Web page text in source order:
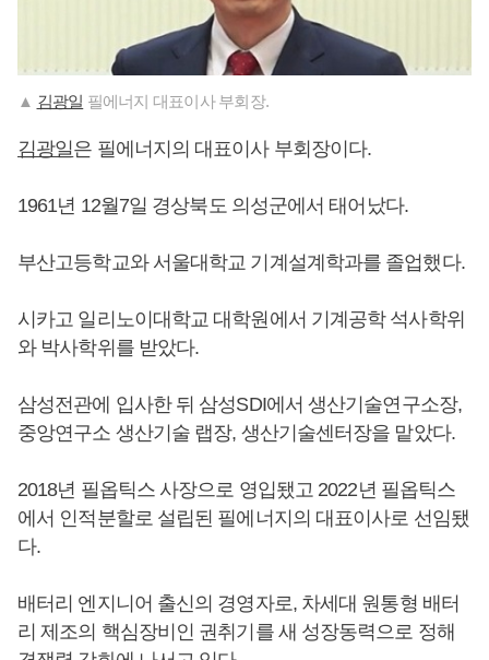
▲ 김광일 필에너지 대표이사 부회장.
김광일은 필에너지의 대표이사 부회장이다.
1961년 12월7일 경상북도 의성군에서 태어났다.
부산고등학교와 서울대학교 기계설계학과를 졸업했다.
시카고 일리노이대학교 대학원에서 기계공학 석사학위
와 박사학위를 받았다.
삼성전관에 입사한 뒤 삼성SDI에서 생산기술연구소장,
중앙연구소 생산기술 랩장, 생산기술센터장을 맡았다.
2018년 필옵틱스 사장으로 영입됐고 2022년 필옵틱스
에서 인적분할로 설립된 필에너지의 대표이사로 선임됐
다.
배터리 엔지니어 출신의 경영자로, 차세대 원통형 배터
리 제조의 핵심장비인 권취기를 새 성장동력으로 정해